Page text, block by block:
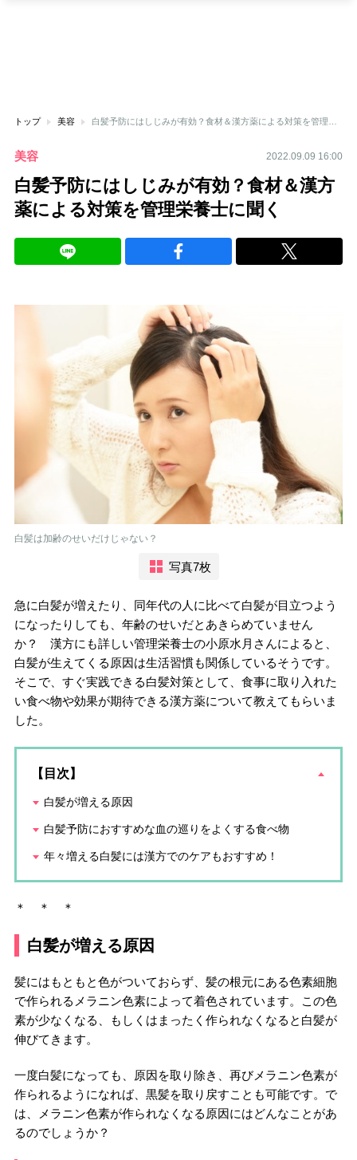
トップ 美容
美容 2022.09.09 16:00
白髪予防にはしじみが有効？食材＆漢方
薬による対策を管理栄養士に聞く
白髪は加齢のせいだけじゃない？
写真7枚
急に白髪が増えたり、同年代の人に比べて白髪が目立つよう
になったりしても、年齢のせいだとあきらめていません
か？ 漢方にも詳しい管理栄養士の小原水月さんによると、
白髪が生えてくる原因は生活習慣も関係しているそうです。
そこで、すぐ実践できる白髪対策として、食事に取り入れた
い食べ物や効果が期待できる漢方薬について教えてもらいま
した。
【目次】
白髪が増える原因
白髪予防におすすめな血の巡りをよくする食べ物
年々増える白髪には漢方でのケアもおすすめ！
＊ ＊ ＊
白髪が増える原因
髪にはもともと色がついておらず、髪の根元にある色素細胞
で作られるメラニン色素によって着色されています。この色
素が少なくなる、もしくはまったく作られなくなると白髪が
伸びてきます。
一度白髪になっても、原因を取り除き、再びメラニン色素が
作られるようになれば、黒髪を取り戻すことも可能です。で
は、メラニン色素が作られなくなる原因にはどんなことがあ
るのでしょうか？